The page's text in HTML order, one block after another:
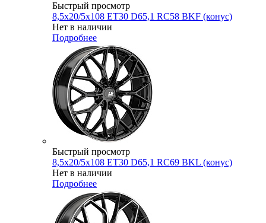
Быстрый просмотр
8,5x20/5x108 ET30 D65,1 RC58 BKF (конус)
Нет в наличии
Подробнее
Быстрый просмотр
8,5x20/5x108 ET30 D65,1 RC69 BKL (конус)
Нет в наличии
Подробнее